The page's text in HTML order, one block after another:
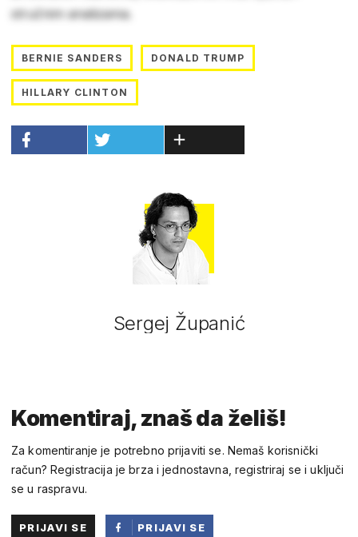
stručnim analizama.
BERNIE SANDERS DONALD TRUMP
HILLARY CLINTON
Sergej Županić
Komentiraj, znaš da želiš!
Za komentiranje je potrebno prijaviti se. Nemaš korisnički
račun? Registracija je brza i jednostavna, registriraj se i uključi
se u raspravu.
PRIJAVI SE
PRIJAVI SE